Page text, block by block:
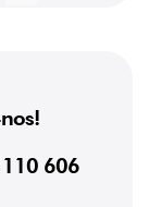
606